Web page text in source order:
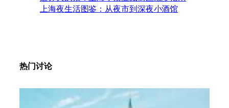
上海夜生活图鉴：从夜市到深夜小酒馆
热门讨论